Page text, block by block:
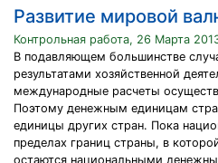
Развитие мировой
Контрольная работа, 26 Марта
В подавляющем большинстве
результатами хозяйственной
международные расчеты
Поэтому денежным единицам
единицы других стран. Пока
пределах границ страны, в
остаются национальными